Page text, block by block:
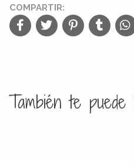
COMPARTIR:
También te puede